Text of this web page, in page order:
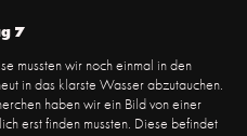
7
mussten wir noch einmal in den
in das klarste Wasser abzutauchen.
haben wir ein Bild von einer
erst finden mussten. Diese befindet